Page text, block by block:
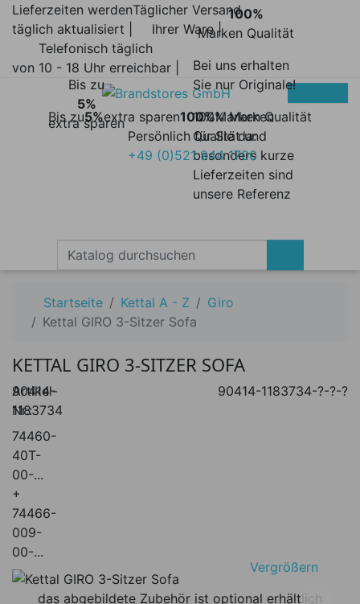
Lieferzeiten werden
täglich aktualisiert |
Täglicher Versand
Ihrer Ware |
Telefonisch täglich
von 10 - 18 Uhr erreichbar |
Bis zu5%extra sparen
Bis zu
5%
extra sparen
100%Marken Qualität
100%
Marken Qualität
Bei uns erhalten
Sie nur Originale!
100% Marken
Qualität und
besonders kurze
Lieferzeiten sind
unsere Referenz
Persönlich für Sie da:
+49 (0)521 944 1700
Startseite Kettal A - Z
Giro
Kettal GIRO 3-Sitzer Sofa
KETTAL GIRO 3-SITZER SOFA
Artikel-
Nr.:
74460-
40T-
00-...
+
74466-
009-
00-...
90414-
1183734
90414-1183734-?-?-?
Vergrößern
das abgebildete Zubehör ist optional erhältlich